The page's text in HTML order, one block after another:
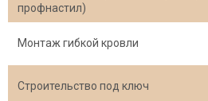
профнастил)
Монтаж гибкой кровли
Строительство под ключ